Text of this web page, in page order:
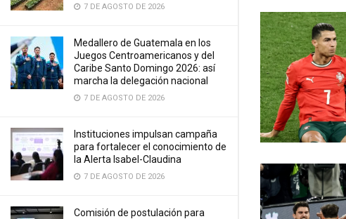
7 DE AGOSTO DE 2026
Medallero de Guatemala en los
Juegos Centroamericanos y del
Caribe Santo Domingo 2026: así
marcha la delegación nacional
7 DE AGOSTO DE 2026
Instituciones impulsan campaña
para fortalecer el conocimiento de
la Alerta Isabel-Claudina
7 DE AGOSTO DE 2026
Comisión de postulación para